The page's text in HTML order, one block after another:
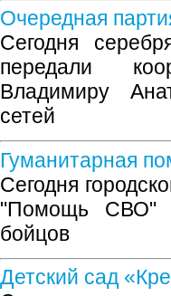
Очередная
Сегодня
передали
Владимиру
сетей
Гуманитарная
Сегодня
"Помощь СВО"
бойцов
Детский сад